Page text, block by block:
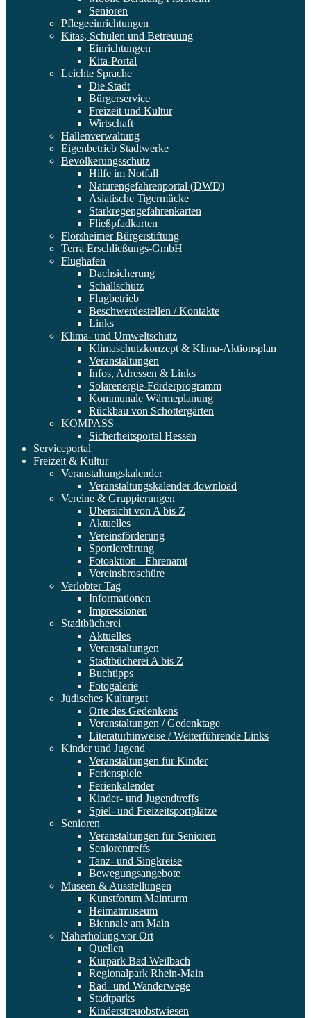
Senioren
Pflegeeinrichtungen
Kitas, Schulen und Betreuung
Einrichtungen
Kita-Portal
Leichte Sprache
Die Stadt
Bürgerservice
Freizeit und Kultur
Wirtschaft
Hallenverwaltung
Eigenbetrieb Stadtwerke
Bevölkerungsschutz
Hilfe im Notfall
Naturengefahrenportal (DWD)
Asiatische Tigermücke
Starkregengefahrenkarten
Fließpfadkarten
Flörsheimer Bürgerstiftung
Terra Erschließungs-GmbH
Flughafen
Dachsicherung
Schallschutz
Flugbetrieb
Beschwerdestellen / Kontakte
Links
Klima- und Umweltschutz
Klimaschutzkonzept & Klima-Aktionsplan
Veranstaltungen
Infos, Adressen & Links
Solarenergie-Förderprogramm
Kommunale Wärmeplanung
Rückbau von Schottergärten
KOMPASS
Sicherheitsportal Hessen
Serviceportal
Freizeit & Kultur
Veranstaltungskalender
Veranstaltungskalender download
Vereine & Gruppierungen
Übersicht von A bis Z
Aktuelles
Vereinsförderung
Sportlerehrung
Fotoaktion - Ehrenamt
Vereinsbroschüre
Verlobter Tag
Informationen
Impressionen
Stadtbücherei
Aktuelles
Veranstaltungen
Stadtbücherei A bis Z
Buchtipps
Fotogalerie
Jüdisches Kulturgut
Orte des Gedenkens
Veranstaltungen / Gedenktage
Literaturhinweise / Weiterführende Links
Kinder und Jugend
Veranstaltungen für Kinder
Ferienspiele
Ferienkalender
Kinder- und Jugendtreffs
Spiel- und Freizeitsportplätze
Senioren
Veranstaltungen für Senioren
Seniorentreffs
Tanz- und Singkreise
Bewegungsangebote
Museen & Ausstellungen
Kunstforum Mainturm
Heimatmuseum
Biennale am Main
Naherholung vor Ort
Quellen
Kurpark Bad Weilbach
Regionalpark Rhein-Main
Rad- und Wanderwege
Stadtparks
Kinderstreuobstwiesen